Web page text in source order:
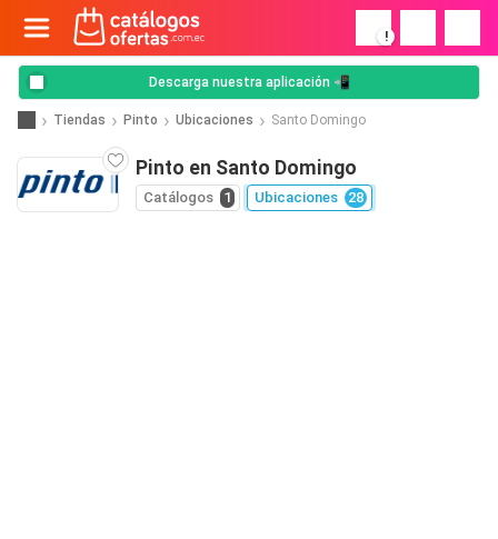
!
Descarga nuestra aplicación 📲
Tiendas Pinto Ubicaciones Santo Domingo
Pinto en Santo Domingo
Catálogos 1 Ubicaciones 28